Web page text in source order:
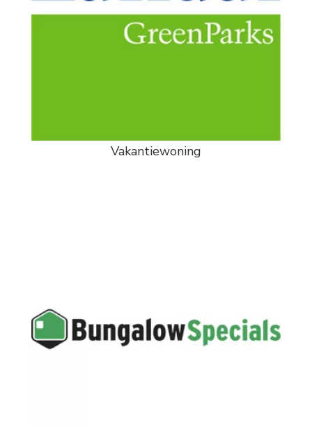
Vakantiewoning